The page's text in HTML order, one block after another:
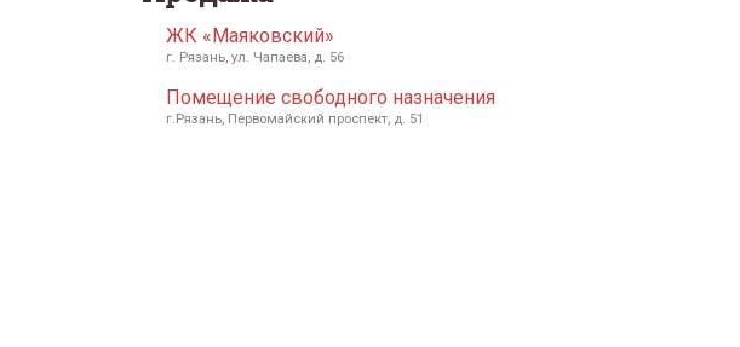
ЖК «Маяковский»
г. Рязань, ул. Чапаева, д. 56
Помещение свободного назначения
г.Рязань, Первомайский проспект, д. 51